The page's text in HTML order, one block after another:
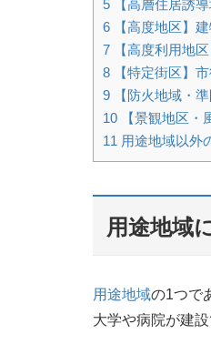
5 【高層住居誘
6 【高度地区】
7 【高度利用地
8 【特定街区】
9 【防火地域・
10 【景観地区・
11 用途地域以外
用途地域
用途地域の1つで
大学や病院が建設